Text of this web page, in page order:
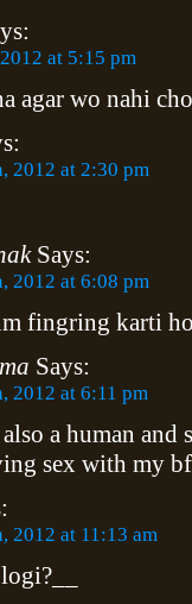
at 5:15 pm
agar wo nahi
2012 at 2:30 pm
Says:
2012 at 6:08 pm
fingring karti
Says:
2012 at 6:11 pm
a human
sex with my
2012 at 11:13 am